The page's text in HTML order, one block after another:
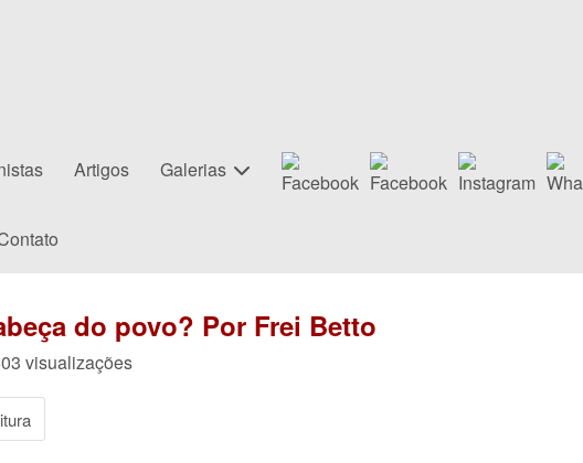
Artigos Galerias
do povo? Por Frei Betto
visualizações